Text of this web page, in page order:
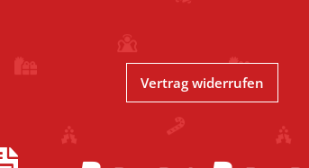
Vertrag widerrufen